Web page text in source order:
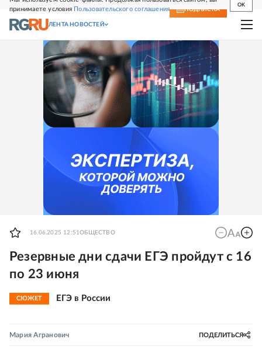
принимаете условия Пользовательского соглашения
OK
СВЕЖИЙ НОМЕР ПОДПИСКА
ЛЕНТА НОВОСТЕЙ
16.06.2025 12:51ОБЩЕСТВО
Резервные дни сдачи ЕГЭ пройдут с 16
по 23 июня
СЮЖЕТ ЕГЭ в России
Мария Агранович ПОДЕЛИТЬСЯ